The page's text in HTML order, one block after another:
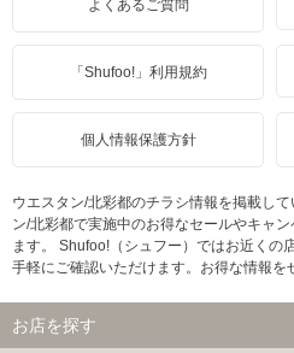
よくあるご質問
「Shufoo!」利用規約
個人情報保護方針
ウエスタン/北彩都のチラシ情報を掲載し
ン/北彩都で実施中のお得なセールやキャ
ます。 Shufoo!（シュフー）ではお近くの
手軽にご確認いただけます。お得な情報を
お店を探す